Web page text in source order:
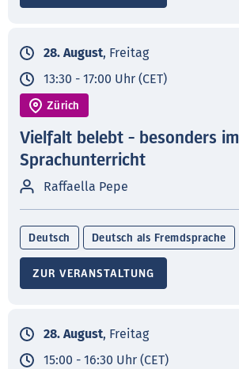
28. August, Freitag
13:30 - 17:00 Uhr (CET)
Zürich
Vielfalt belebt - besonders im
Sprachunterricht
Raffaella Pepe
Deutsch Deutsch als Fremdsprache
ZUR VERANSTALTUNG
28. August, Freitag
15:00 - 16:30 Uhr (CET)